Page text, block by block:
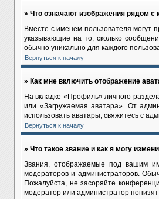
» Что означают изображения рядом
Вместе с именем пользователя могут
указывающие на то, сколько
обычно уникально для каждого
Вернуться к началу
» Как мне включить отображение
На вкладке «Профиль» личного
или «Загружаемая аватара». От
использовать аватары, свяжитесь с
Вернуться к началу
» Что такое звание и как я могу
Звания, отображаемые под вашим
модераторов и администраторов.
Пожалуйста, не засоряйте
модератор или администратор